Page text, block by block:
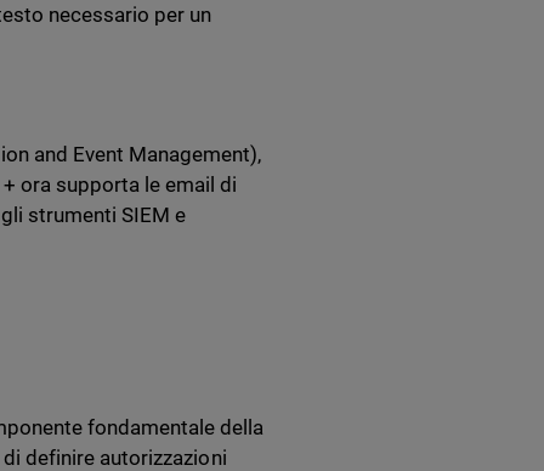
necessario per un
and Event Management),
ora supporta le email di
strumenti SIEM e
fondamentale della
definire autorizzazioni